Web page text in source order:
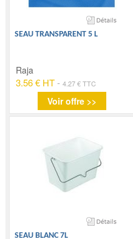
SEAU TRANSPARENT 5 L
Raja
3.56 € HT -4.27 € TTC
Voir offre >>
SEAU BLANC 7L